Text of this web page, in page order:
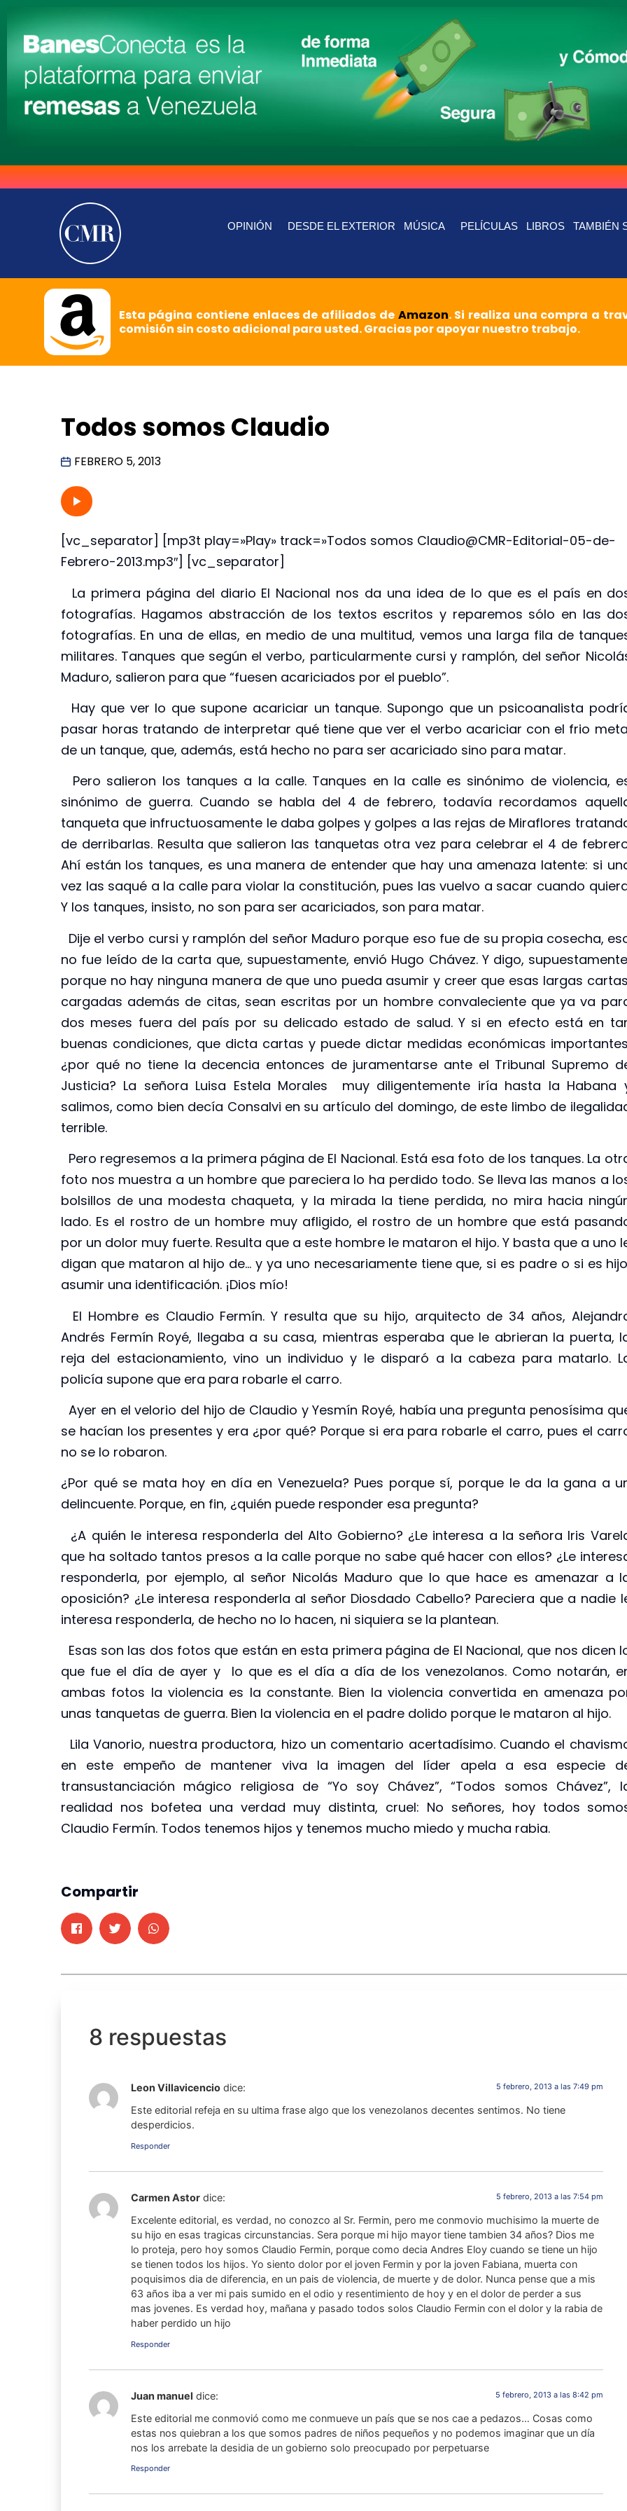
OPINIÓN DESDE EL EXTERIOR MÚSICA PELÍCULAS LIBROS TAMBIÉN
Esta página contiene enlaces de afiliados de Amazon. Si realiza una compra a
comisión sin costo adicional para usted. Gracias por apoyar nuestro trabajo.
Todos somos Claudio
FEBRERO 5, 2013
[vc_separator] [mp3t play=»Play» track=»Todos somos Claudio@CMR-Editorial-05-de-
Febrero-2013.mp3″] [vc_separator]
La primera página del diario El Nacional nos da una idea de lo que es el país en
fotografías. Hagamos abstracción de los textos escritos y reparemos sólo en las
fotografías. En una de ellas, en medio de una multitud, vemos una larga fila de
militares. Tanques que según el verbo, particularmente cursi y ramplón, del señor
Maduro, salieron para que “fuesen acariciados por el pueblo”.
Hay que ver lo que supone acariciar un tanque. Supongo que un psicoanalista
pasar horas tratando de interpretar qué tiene que ver el verbo acariciar con el frio
de un tanque, que, además, está hecho no para ser acariciado sino para matar.
Pero salieron los tanques a la calle. Tanques en la calle es sinónimo de violencia,
sinónimo de guerra. Cuando se habla del 4 de febrero, todavía recordamos
tanqueta que infructuosamente le daba golpes y golpes a las rejas de Miraflores
de derribarlas. Resulta que salieron las tanquetas otra vez para celebrar el 4 de
Ahí están los tanques, es una manera de entender que hay una amenaza latente: si
vez las saqué a la calle para violar la constitución, pues las vuelvo a sacar cuando
Y los tanques, insisto, no son para ser acariciados, son para matar.
Dije el verbo cursi y ramplón del señor Maduro porque eso fue de su propia cosecha,
no fue leído de la carta que, supuestamente, envió Hugo Chávez. Y digo,
porque no hay ninguna manera de que uno pueda asumir y creer que esas largas
cargadas además de citas, sean escritas por un hombre convaleciente que ya va
dos meses fuera del país por su delicado estado de salud. Y si en efecto está en
buenas condiciones, que dicta cartas y puede dictar medidas económicas
¿por qué no tiene la decencia entonces de juramentarse ante el Tribunal Supremo
Justicia? La señora Luisa Estela Morales muy diligentemente iría hasta la Habana
salimos, como bien decía Consalvi en su artículo del domingo, de este limbo de
terrible.
Pero regresemos a la primera página de El Nacional. Está esa foto de los tanques. La
foto nos muestra a un hombre que pareciera lo ha perdido todo. Se lleva las manos a
bolsillos de una modesta chaqueta, y la mirada la tiene perdida, no mira hacia
lado. Es el rostro de un hombre muy afligido, el rostro de un hombre que está
por un dolor muy fuerte. Resulta que a este hombre le mataron el hijo. Y basta que a uno
digan que mataron al hijo de… y ya uno necesariamente tiene que, si es padre o si es
asumir una identificación. ¡Dios mío!
El Hombre es Claudio Fermín. Y resulta que su hijo, arquitecto de 34 años,
Andrés Fermín Royé, llegaba a su casa, mientras esperaba que le abrieran la puerta,
reja del estacionamiento, vino un individuo y le disparó a la cabeza para matarlo.
policía supone que era para robarle el carro.
Ayer en el velorio del hijo de Claudio y Yesmín Royé, había una pregunta penosísima
se hacían los presentes y era ¿por qué? Porque si era para robarle el carro, pues el
no se lo robaron.
¿Por qué se mata hoy en día en Venezuela? Pues porque sí, porque le da la gana a
delincuente. Porque, en fin, ¿quién puede responder esa pregunta?
¿A quién le interesa responderla del Alto Gobierno? ¿Le interesa a la señora Iris
que ha soltado tantos presos a la calle porque no sabe qué hacer con ellos? ¿Le
responderla, por ejemplo, al señor Nicolás Maduro que lo que hace es amenazar a
oposición? ¿Le interesa responderla al señor Diosdado Cabello? Pareciera que a nadie
interesa responderla, de hecho no lo hacen, ni siquiera se la plantean.
Esas son las dos fotos que están en esta primera página de El Nacional, que nos dicen
que fue el día de ayer y lo que es el día a día de los venezolanos. Como notarán,
ambas fotos la violencia es la constante. Bien la violencia convertida en amenaza
unas tanquetas de guerra. Bien la violencia en el padre dolido porque le mataron al hijo.
Lila Vanorio, nuestra productora, hizo un comentario acertadísimo. Cuando el
en este empeño de mantener viva la imagen del líder apela a esa especie
transustanciación mágico religiosa de “Yo soy Chávez”, “Todos somos Chávez”,
realidad nos bofetea una verdad muy distinta, cruel: No señores, hoy todos
Claudio Fermín. Todos tenemos hijos y tenemos mucho miedo y mucha rabia.
Compartir
8 respuestas
Leon Villavicencio dice: 5 febrero, 2013 a las 7:49 pm
Este editorial refeja en su ultima frase algo que los venezolanos decentes sentimos. No tiene
desperdicios.
Responder
Carmen Astor dice: 5 febrero, 2013 a las 7:54 pm
Excelente editorial, es verdad, no conozco al Sr. Fermin, pero me conmovio muchisimo la muerte de
su hijo en esas tragicas circunstancias. Sera porque mi hijo mayor tiene tambien 34 años? Dios me
lo proteja, pero hoy somos Claudio Fermin, porque como decia Andres Eloy cuando se tiene un hijo
se tienen todos los hijos. Yo siento dolor por el joven Fermin y por la joven Fabiana, muerta con
poquisimos dia de diferencia, en un pais de violencia, de muerte y de dolor. Nunca pense que a mis
63 años iba a ver mi pais sumido en el odio y resentimiento de hoy y en el dolor de perder a sus
mas jovenes. Es verdad hoy, mañana y pasado todos solos Claudio Fermin con el dolor y la rabia de
haber perdido un hijo
Responder
Juan manuel dice: 5 febrero, 2013 a las 8:42 pm
Este editorial me conmovió como me conmueve un país que se nos cae a pedazos… Cosas como
estas nos quiebran a los que somos padres de niños pequeños y no podemos imaginar que un día
nos los arrebate la desidia de un gobierno solo preocupado por perpetuarse
Responder